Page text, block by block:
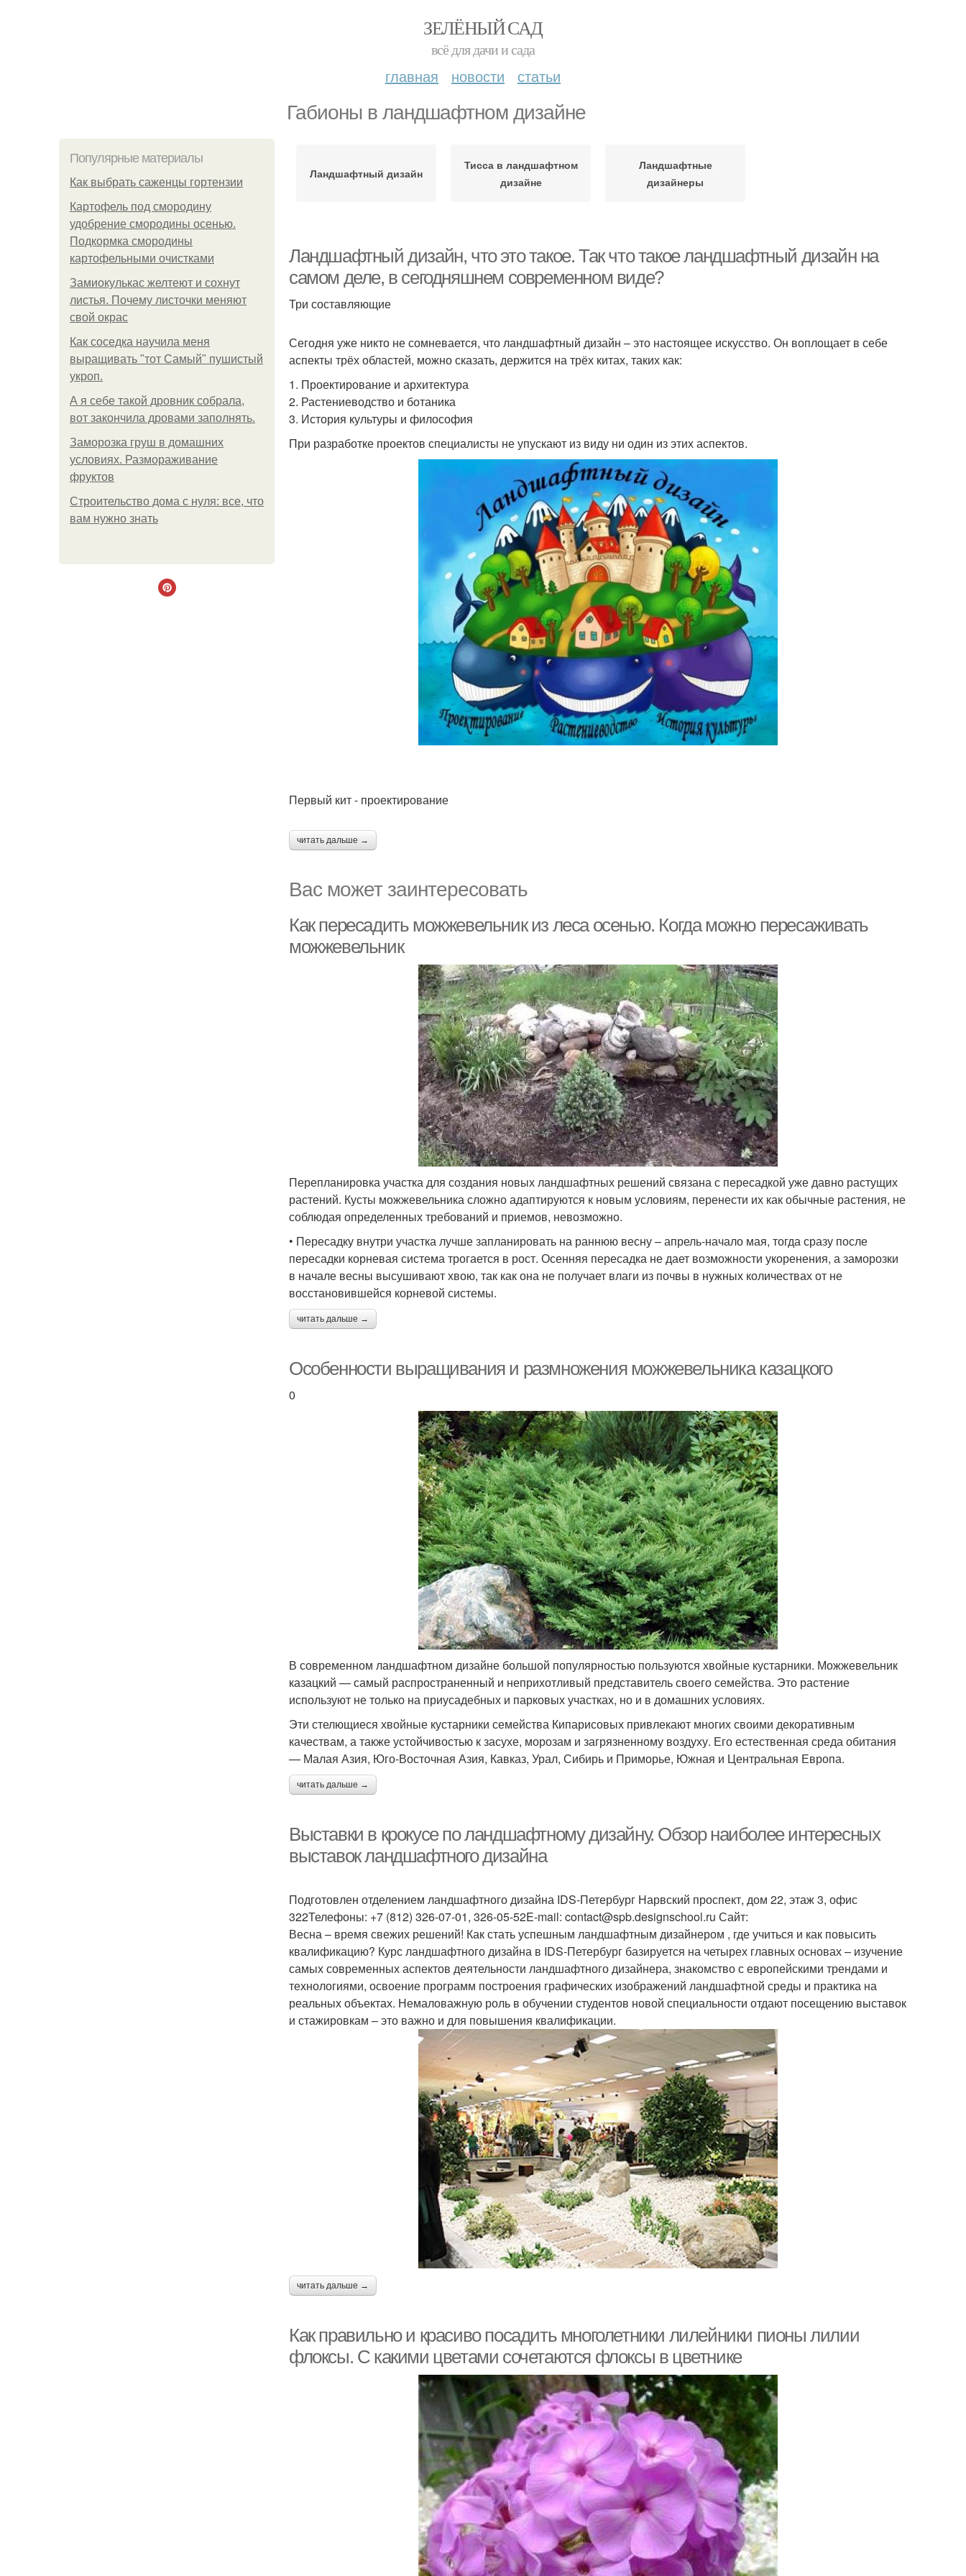
ЗЕЛЁНЫЙ САД
всё для дачи и сада
главная новости статьи
Габионы в ландшафтном дизайне
Популярные материалы
Как выбрать саженцы гортензии
Картофель под смородину
удобрение смородины осенью.
Подкормка смородины
картофельными очистками
Замиокулькас желтеют и сохнут
листья. Почему листочки меняют
свой окрас
Как соседка научила меня
выращивать "тот Самый" пушистый
укроп.
А я себе такой дровник собрала,
вот закончила дровами заполнять.
Заморозка груш в домашних
условиях. Размораживание
фруктов
Строительство дома с нуля: все, что
вам нужно знать
Ландшафтный дизайн
Тисса в ландшафтном
дизайне
Ландшафтные
дизайнеры
Ландшафтный дизайн, что это такое. Так что такое ландшафтный дизайн на
самом деле, в сегодняшнем современном виде?
Три составляющие
Сегодня уже никто не сомневается, что ландшафтный дизайн – это настоящее искусство. Он воплощает в себе
аспекты трёх областей, можно сказать, держится на трёх китах, таких как:
1. Проектирование и архитектура
2. Растениеводство и ботаника
3. История культуры и философия
При разработке проектов специалисты не упускают из виду ни один из этих аспектов.
Первый кит - проектирование
читать дальше →
Вас может заинтересовать
Как пересадить можжевельник из леса осенью. Когда можно пересаживать
можжевельник
Перепланировка участка для создания новых ландшафтных решений связана с пересадкой уже давно растущих
растений. Кусты можжевельника сложно адаптируются к новым условиям, перенести их как обычные растения, не
соблюдая определенных требований и приемов, невозможно.
• Пересадку внутри участка лучше запланировать на раннюю весну – апрель-начало мая, тогда сразу после
пересадки корневая система трогается в рост. Осенняя пересадка не дает возможности укоренения, а заморозки
в начале весны высушивают хвою, так как она не получает влаги из почвы в нужных количествах от не
восстановившейся корневой системы.
читать дальше →
Особенности выращивания и размножения можжевельника казацкого
0
В современном ландшафтном дизайне большой популярностью пользуются хвойные кустарники. Можжевельник
казацкий — самый распространенный и неприхотливый представитель своего семейства. Это растение
используют не только на приусадебных и парковых участках, но и в домашних условиях.
Эти стелющиеся хвойные кустарники семейства Кипарисовых привлекают многих своими декоративным
качествам, а также устойчивостью к засухе, морозам и загрязненному воздуху. Его естественная среда обитания
— Малая Азия, Юго-Восточная Азия, Кавказ, Урал, Сибирь и Приморье, Южная и Центральная Европа.
читать дальше →
Выставки в крокусе по ландшафтному дизайну. Обзор наиболее интересных
выставок ландшафтного дизайна
Подготовлен отделением ландшафтного дизайна IDS-Петербург Нарвский проспект, дом 22, этаж 3, офис
322Телефоны: +7 (812) 326-07-01, 326-05-52E-mail: contact@spb.designschool.ru Сайт:
Весна – время свежих решений! Как стать успешным ландшафтным дизайнером , где учиться и как повысить
квалификацию? Курс ландшафтного дизайна в IDS-Петербург базируется на четырех главных основах – изучение
самых современных аспектов деятельности ландшафтного дизайнера, знакомство с европейскими трендами и
технологиями, освоение программ построения графических изображений ландшафтной среды и практика на
реальных объектах. Немаловажную роль в обучении студентов новой специальности отдают посещению выставок
и стажировкам – это важно и для повышения квалификации.
читать дальше →
Как правильно и красиво посадить многолетники лилейники пионы лилии
флоксы. С какими цветами сочетаются флоксы в цветнике